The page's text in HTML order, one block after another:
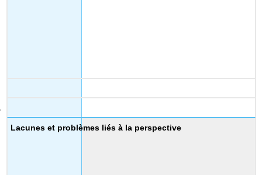
Lacunes et problèmes liés à la perspective